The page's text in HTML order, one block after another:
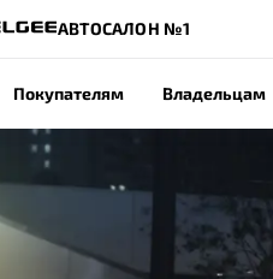
АВТОСАЛОН №1
Покупателям Владельцам